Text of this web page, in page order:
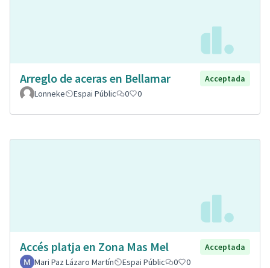
Arreglo de aceras en Bellamar
Acceptada
Lonneke
Espai Públic 0 0
Accés platja en Zona Mas Mel
Acceptada
Mari Paz Lázaro Martín
Espai Públic 0 0